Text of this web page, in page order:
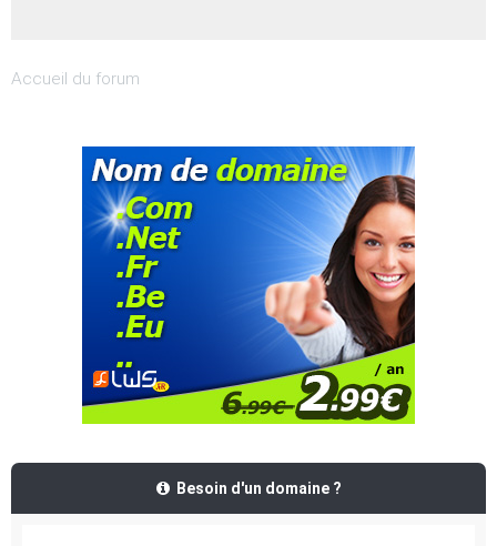
Accueil du forum
Besoin d'un domaine ?